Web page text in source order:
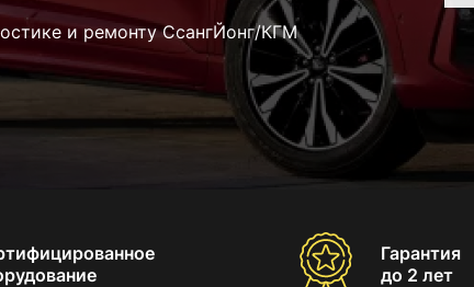
и ремонту СсангЙонг/КГМ
Гарантия
до 2 лет